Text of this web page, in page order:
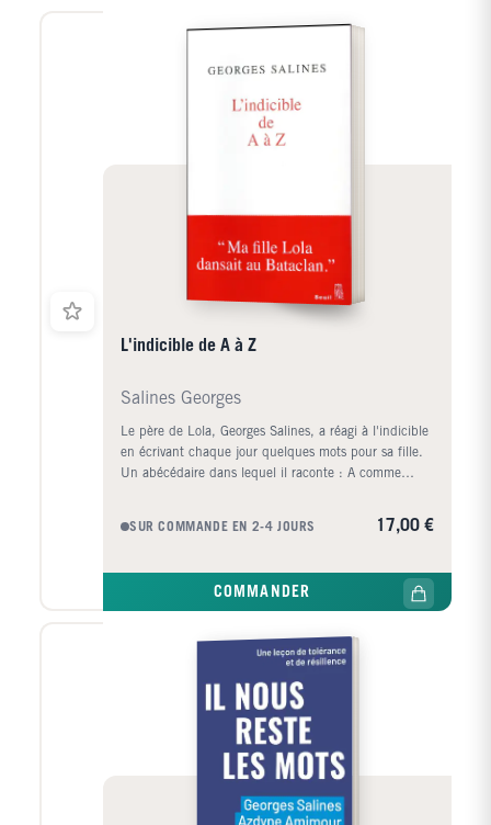
L'indicible de A à Z
Salines Georges
Le père de Lola, Georges Salines, a réagi à l'indicible
en écrivant chaque jour quelques mots pour sa fille.
Un abécédaire dans lequel il raconte : A comme
Cérémonie, Colère ou Coupables... Peu à peu se
témoignage, plus qu'un poème et plus qu'un récit, il
est tout cela à la fois. Parfois drôle, parfois déchirant,
donne une grande leçon de vie, de paix, de sérénité.
SUR COMMANDE EN 2-4 JOURS 17,00 €
COMMANDER